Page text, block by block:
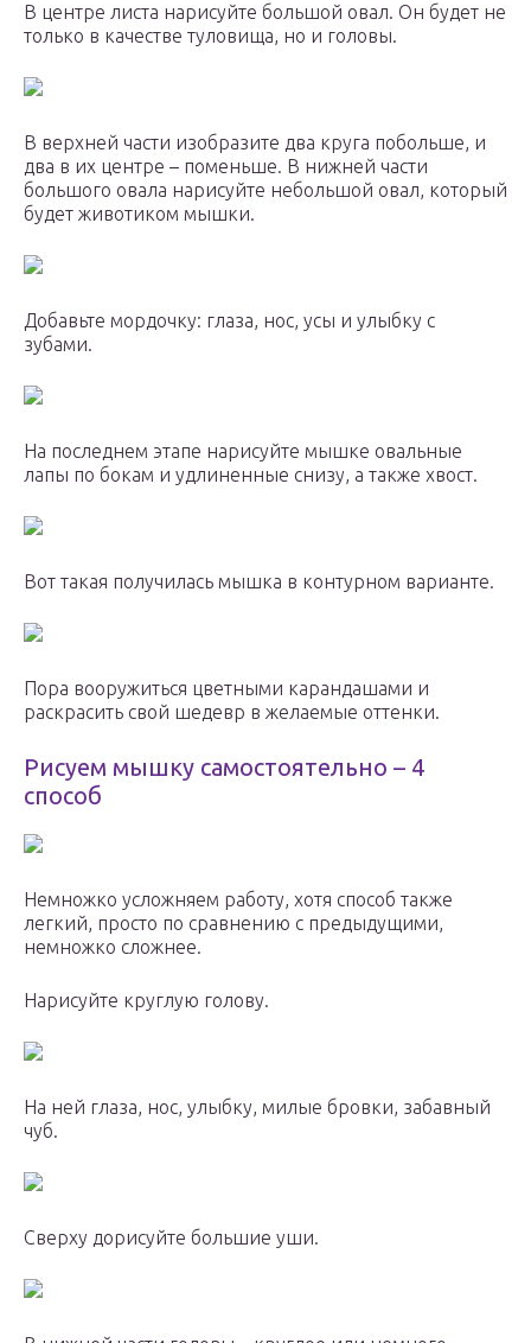
В центре листа нарисуйте большой овал. Он будет не
только в качестве туловища, но и головы.
В верхней части изобразите два круга побольше, и
два в их центре – поменьше. В нижней части
большого овала нарисуйте небольшой овал, который
будет животиком мышки.
Добавьте мордочку: глаза, нос, усы и улыбку с
зубами.
На последнем этапе нарисуйте мышке овальные
лапы по бокам и удлиненные снизу, а также хвост.
Вот такая получилась мышка в контурном варианте.
Пора вооружиться цветными карандашами и
раскрасить свой шедевр в желаемые оттенки.
Рисуем мышку самостоятельно – 4
способ
Немножко усложняем работу, хотя способ также
легкий, просто по сравнению с предыдущими,
немножко сложнее.
Нарисуйте круглую голову.
На ней глаза, нос, улыбку, милые бровки, забавный
чуб.
Сверху дорисуйте большие уши.